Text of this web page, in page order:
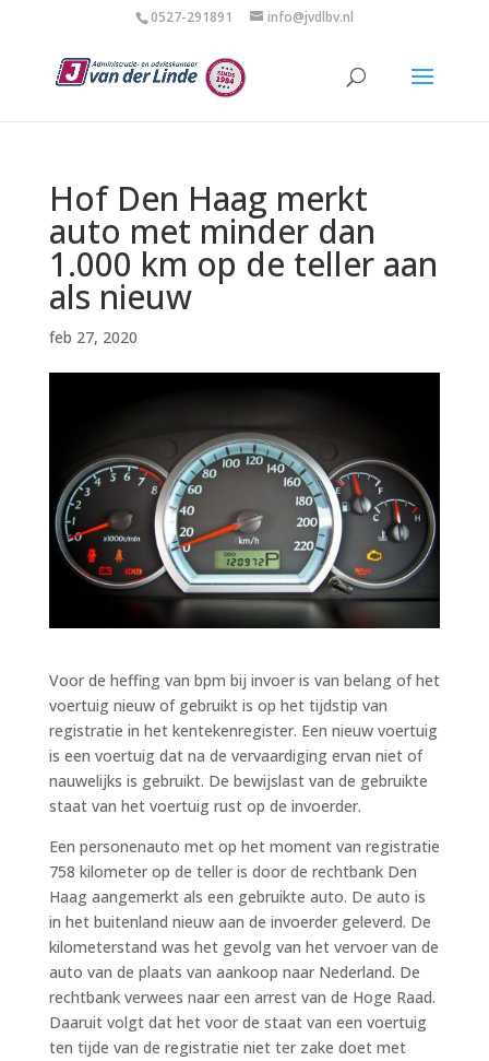
0527-291891 info@jvdlbv.nl
Hof Den Haag merkt
auto met minder dan
1.000 km op de teller aan
als nieuw
feb 27, 2020
Voor de heffing van bpm bij invoer is van belang of het
voertuig nieuw of gebruikt is op het tijdstip van
registratie in het kentekenregister. Een nieuw voertuig
is een voertuig dat na de vervaardiging ervan niet of
nauwelijks is gebruikt. De bewijslast van de gebruikte
staat van het voertuig rust op de invoerder.
Een personenauto met op het moment van registratie
758 kilometer op de teller is door de rechtbank Den
Haag aangemerkt als een gebruikte auto. De auto is
in het buitenland nieuw aan de invoerder geleverd. De
kilometerstand was het gevolg van het vervoer van de
auto van de plaats van aankoop naar Nederland. De
rechtbank verwees naar een arrest van de Hoge Raad.
Daaruit volgt dat het voor de staat van een voertuig
ten tijde van de registratie niet ter zake doet met